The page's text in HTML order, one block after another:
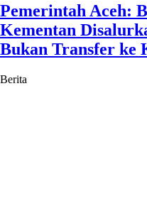
Pemerintah Aceh:
Kementan
Bukan Transfer ke
Berita